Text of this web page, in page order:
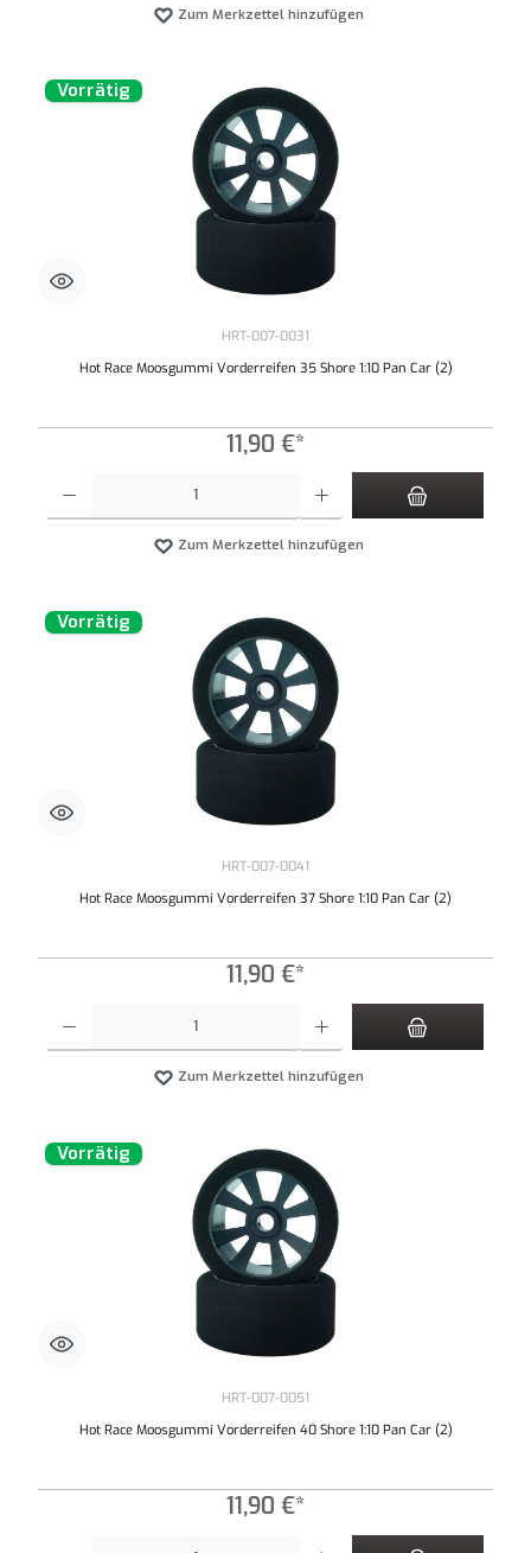
Zum Merkzettel hinzufügen
Vorrätig
HRT-007-0031
Hot Race Moosgummi Vorderreifen 35 Shore 1:10 Pan Car (2)
11,90 €*
Zum Merkzettel hinzufügen
Vorrätig
HRT-007-0041
Hot Race Moosgummi Vorderreifen 37 Shore 1:10 Pan Car (2)
11,90 €*
Zum Merkzettel hinzufügen
Vorrätig
HRT-007-0051
Hot Race Moosgummi Vorderreifen 40 Shore 1:10 Pan Car (2)
11,90 €*